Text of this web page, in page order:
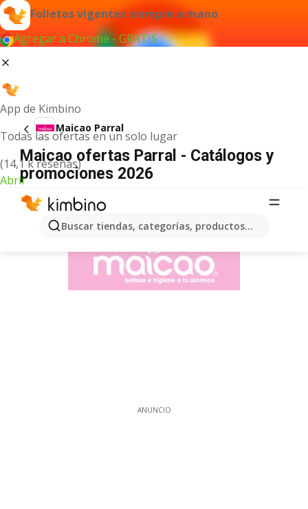
Folletos vigentes siempre a mano
Agregar a Chrome - GRATIS
App de Kimbino
Todas las ofertas en un solo lugar
(14,1 k reseñas)
Abrir
Buscar tiendas, categorías, productos...
Maicao Parral
Maicao ofertas Parral - Catálogos y
promociones 2026
ANUNCIO